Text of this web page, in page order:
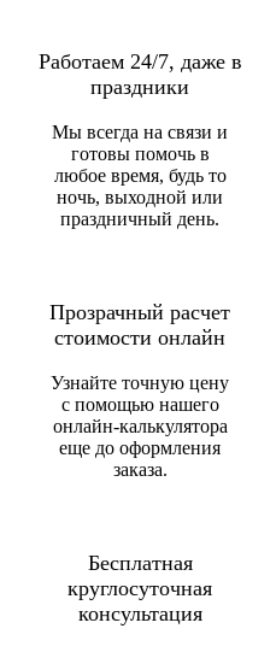
Работаем 24/7, даже в
праздники
Мы всегда на связи и
готовы помочь в
любое время, будь то
ночь, выходной или
праздничный день.
Прозрачный расчет
стоимости онлайн
Узнайте точную цену
с помощью нашего
онлайн-калькулятора
еще до оформления
заказа.
Бесплатная
круглосуточная
консультация